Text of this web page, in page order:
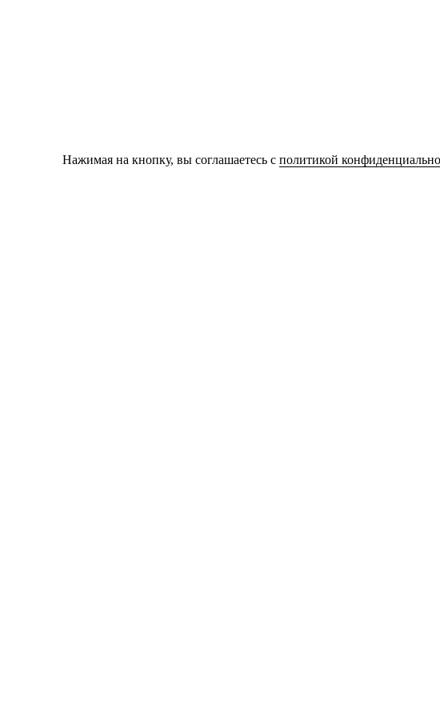
Нажимая на кнопку, вы соглашаетесь с политикой